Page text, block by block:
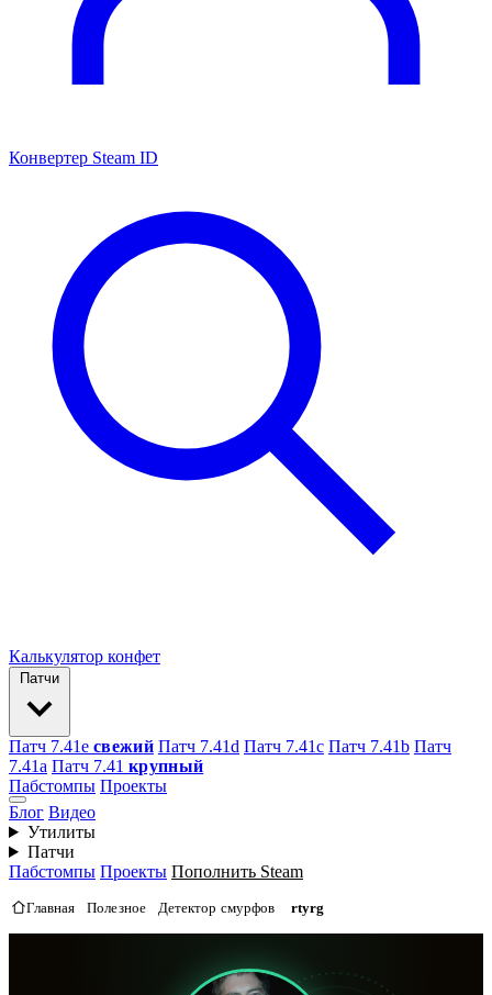
Конвертер Steam ID
Калькулятор конфет
Патчи
Патч 7.41e свежий Патч 7.41d Патч 7.41c Патч 7.41b Патч
7.41а Патч 7.41 крупный
Пабстомпы Проекты
Блог Видео
Утилиты
Патчи
Пабстомпы Проекты Пополнить Steam
Главная Полезное Детектор смурфов rtyrg